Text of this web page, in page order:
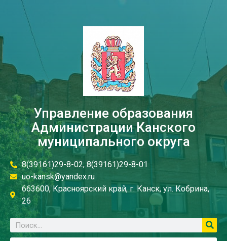
Управление образования
Администрации Канского
муниципального округа
8(39161)29-8-02; 8(39161)29-8-01
uo-kansk@yandex.ru
663600, Красноярский край, г. Канск, ул. Кобрина,
26